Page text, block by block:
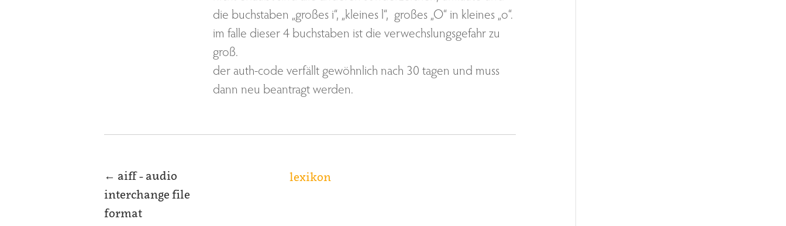
die buchstaben „großes i“, „kleines l“, großes „O“ in kleines „o“.
im falle dieser 4 buchstaben ist die verwechslungsgefahr zu
groß.
der auth-code verfällt gewöhnlich nach 30 tagen und muss
dann neu beantragt werden.
← aiff - audio
interchange file
format
lexikon